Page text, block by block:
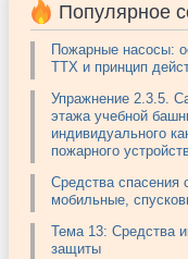
Популярное
Пожарные насосы:
ТТХ и принцип
Упражнение 2.3.5.
этажа учебной
индивидуального
пожарного
Средства спасения
мобильные,
Тема 13: Средства
защиты